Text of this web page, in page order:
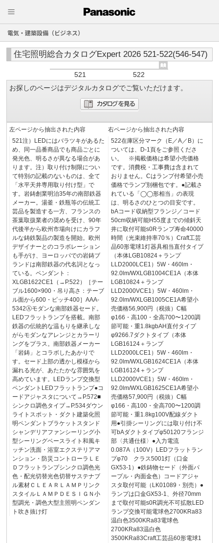
電気・建築設備（ビジネス）
住宅照明総合カタログExpert 2026 521-522(546-547)
521
522
お探しのページはデジタルカタログでご覧いただけます。
左ページから抽出された内容
521注）LEDにはバラツキがあるた
め、同一品番商品でも商品ごとに
発光色、明るさが異なる場合があ
ります。注）取り付け制限につい
て特別の記載のないものは、全て
「水平天井専用取り付け型」で
す。岩鋳創業明治35年の南部鉄器
メーカー。湯釜・鉄瓶等の伝統工
芸品を製造する一方、フランスの
茶葉取扱業者の奨めを受け、90年
代後半から欧州市場向けにカラフ
ルな鋳鉄製品の製造を開始。欧州
デザイナーとのコラボレーション
も手がけ、ヨーロッパでの岩鋳ブ
ランドは南部鉄器の代名詞となっ
ている。ペンダント：
XLGB1622CE1（→P.522）［テー
ブル1600×900・吊り高さ：テーブ
ル面から600・ピッチ400］AAA-
5342Ⓐモダンな南部鉄器セード。
LEDフラットランプを搭載。南部
鉄器の伝統的な温もりを継承しな
がらモダンなアレンジとカラーリ
ングをプラス。南部鉄器メーカー
「岩鋳」とコラボしたあかりで
す。セード上部の透かし模様から
漏れる光が、あたたかな雰囲気を
高めています。LEDランプ交換型
ペンダントLEDフラットランプ●コ
ードアジャスタについて→P.572■
シンクロ調色タイプ→P.534ダウン
ライトスポット・ダクト建築化照
明ペンダントブラケットスタンド
シャンデリアファンシーリング小
型シーリングベースライト和風キ
ッチン洗面・浴室エクステリアマ
ンション・防災コントローラＬＥ
Ｄフラットランプシンクロ調色光
色・配光切替光色切替サステナブ
ル素材ＣＬＥＡＲＬＡＭＰリンク
スタイルＬＡＭＰＤＥＳＩＧＮ小
型調光・調色大型主照明ペンダン
ト吹き抜け灯
右ページから抽出された内容
522在庫区分マーク（E／A／B）に
ついては、D-1頁をご参照くださ
い。 ※掲載価格は希望小売価格
です。消費税・工事費は含まれて
おりません。Cはランプ付希望小売
価格でランプ別梱包です。●記載さ
れている「◯◯形相当」の表現
は、明るさのひとつの目安です。
bAコード収納型フランジ／コード
50cm収納可能H55度までの傾斜天
井に取付可能s0Rランプ寿命40000
時間（光束維持率70％）Craft工芸
品60形電球1灯器具相当直付タイプ
（本体LGB10824＋ランプ
LLD2000LCE1）5W・460lm・
92.0lm/WXLGB1004CE1A（本体
LGB10824＋ランプ
LLD2000VCE1）5W・460lm・
92.0lm/WXLGB1005CE1A希望小
売価格56,900円（税抜）C幅
φ166・高100・全高700〜1200調
節可能・重1.8kgbAH直付タイプ
φ9266.7ダクトタイプ（本体
LGB16124＋ランプ
LLD2000LCE1）5W・460lm・
92.0lm/WXLGB1624CE1A（本体
LGB16124＋ランプ
LLD2000VCE1）5W・460lm・
92.0lm/WXLGB1625CE1A希望小
売価格57,900円（税抜）C幅
φ166・高100・全高700〜1200調
節可能・重1.8kg100V配線ダクト
用●引掛シーリングには取り付け不
可bAダクトタイプφ50120フランジ
部〈共通仕様〉●入力電流
0.087A（100V）LEDフラットラン
プφ70 クラス5001灯（口金
GX53-1）●鉄鋳物セード（外面パ
ープル・内面金色）コードアジャ
スタ取付可能（LK01089・別売）●
ランプは口金GX53-1、外径70mm
まで取付可能s0R調光不可拡散LED
ランプ交換可能電球色2700KRa83
温白色3500KRa83電球色
2700KRa83温白色
3500KRa83Craft工芸品60形電球1